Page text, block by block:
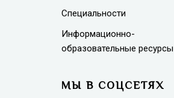
Специальности
Информационно-
образовательные ресурсы
МЫ В СОЦСЕТЯХ